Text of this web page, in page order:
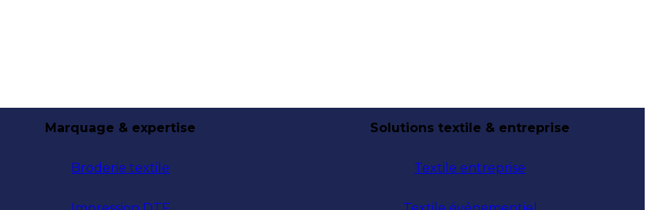
Marquage & expertise
Broderie textile
Solutions textile & entreprise
Textile entreprise